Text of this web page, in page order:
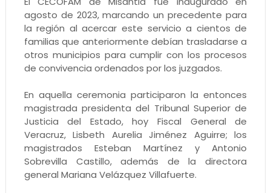
agosto de 2023, marcando un precedente para
la región al acercar este servicio a cientos de
familias que anteriormente debían trasladarse a
otros municipios para cumplir con los procesos
de convivencia ordenados por los juzgados.
En aquella ceremonia participaron la entonces
magistrada presidenta del Tribunal Superior de
Justicia del Estado, hoy Fiscal General de
Veracruz, Lisbeth Aurelia Jiménez Aguirre; los
magistrados Esteban Martínez y Antonio
Sobrevilla Castillo, además de la directora
general Mariana Velázquez Villafuerte.